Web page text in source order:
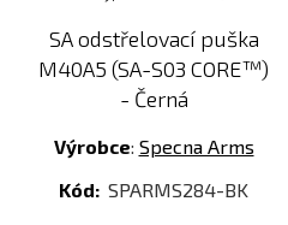
SA odstřelovací puška
M40A5 (SA-S03 CORE™)
- Černá
Výrobce: Specna Arms
Kód: SPARMS284-BK